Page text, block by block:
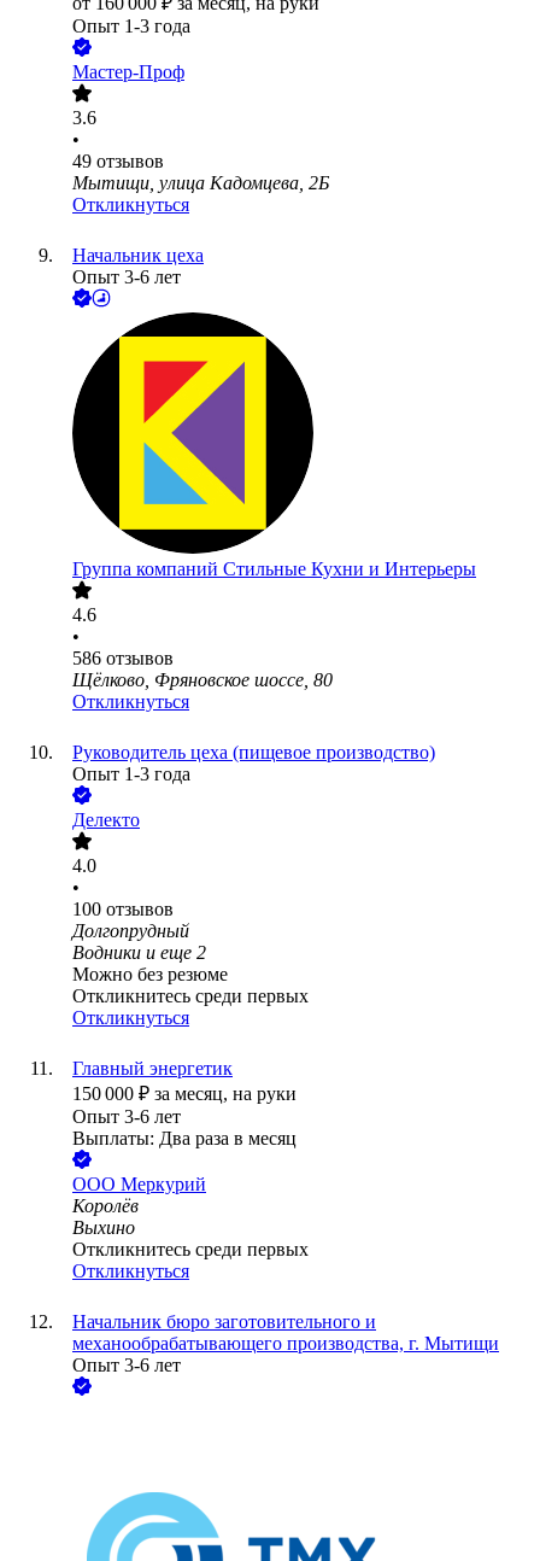
Опыт 1-3 года
Мастер-Проф
3.6
•
49 отзывов
Мытищи, улица Кадомцева, 2Б
Откликнуться
Начальник цеха
Опыт 3-6 лет
Группа компаний Стильные Кухни и Интерьеры
4.6
•
586 отзывов
Щёлково, Фряновское шоссе, 80
Откликнуться
Руководитель цеха (пищевое производство)
Опыт 1-3 года
Делекто
4.0
•
100 отзывов
Долгопрудный
Водники и еще 2
Можно без резюме
Откликнитесь среди первых
Откликнуться
Главный энергетик
150 000 ₽ за месяц, на руки
Опыт 3-6 лет
Выплаты: Два раза в месяц
ООО Меркурий
Королёв
Выхино
Откликнитесь среди первых
Откликнуться
Начальник бюро заготовительного и
механообрабатывающего производства, г. Мытищи
Опыт 3-6 лет